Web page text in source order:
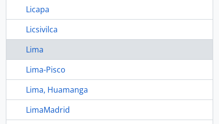
Licapa
Licsivilca
Lima
Lima-Pisco
Lima, Huamanga
LimaMadrid